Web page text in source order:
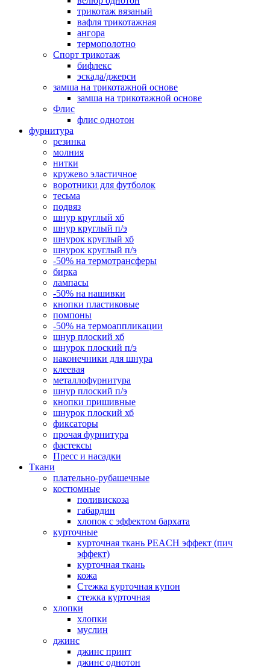
трикотаж вязаный
вафля трикотажная
ангора
термополотно
Спорт трикотаж
бифлекс
эскада/джерси
замша на трикотажной основе
замша на трикотажной основе
Флис
флис однотон
фурнитура
резинка
молния
нитки
кружево эластичное
воротники для футболок
тесьма
подвяз
шнур круглый хб
шнур круглый п/э
шнурок круглый хб
шнурок круглый п/э
-50% на термотрансферы
бирка
лампасы
-50% на нашивки
кнопки пластиковые
помпоны
-50% на термоаппликации
шнур плоский хб
шнурок плоский п/э
наконечники для шнура
клеевая
металлофурнитура
шнур плоский п/э
кнопки пришивные
шнурок плоский хб
фиксаторы
прочая фурнитура
фастексы
Пресс и насадки
Ткани
плательно-рубашечные
костюмные
поливискоза
габардин
хлопок с эффектом бархата
курточные
курточная ткань PEACH эффект (пич
эффект)
курточная ткань
кожа
Стежка курточная купон
стежка курточная
хлопки
хлопки
муслин
джинс
джинс принт
джинс однотон